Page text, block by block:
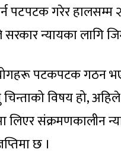
पटपटक गरेर
न्यायका लागि
पटकपटक गठन
विषय हो,
संक्रमणकालीन
छ ।